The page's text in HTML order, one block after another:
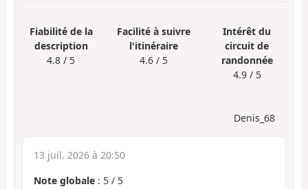
Fiabilité de la
description
4.8 / 5
Facilité à suivre
l'itinéraire
4.6 / 5
Intérêt du
circuit de
randonnée
4.9 / 5
Denis_68
13 juil. 2026 à 20:50
Note globale : 5 / 5